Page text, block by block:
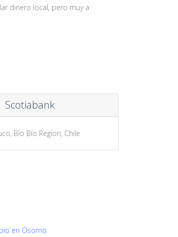
dinero local, pero muy a
Scotiabank
Bío Bío Region, Chile
en Osorno